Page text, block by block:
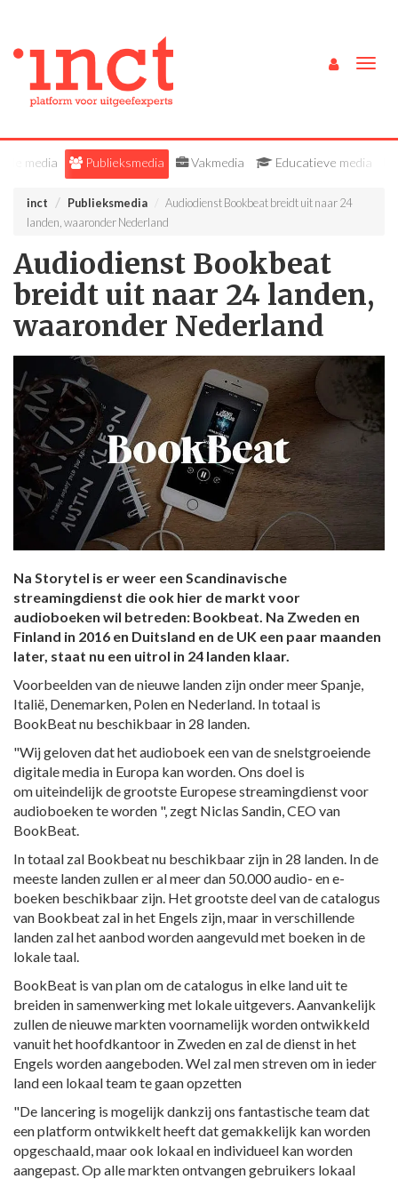
Alle media Publieksmedia Vakmedia Educatieve media
inct Publieksmedia
Audiodienst Bookbeat breidt uit naar 24
landen, waaronder Nederland
Audiodienst Bookbeat
breidt uit naar 24 landen,
waaronder Nederland
Na Storytel is er weer een Scandinavische
streamingdienst die ook hier de markt voor
audioboeken wil betreden: Bookbeat. Na Zweden en
Finland in 2016 en Duitsland en de UK een paar maanden
later, staat nu een uitrol in 24 landen klaar.
Voorbeelden van de nieuwe landen zijn onder meer Spanje,
Italië, Denemarken, Polen en Nederland. In totaal is
BookBeat nu beschikbaar in 28 landen.
"Wij geloven dat het audioboek een van de snelstgroeiende
digitale media in Europa kan worden. Ons doel is
om uiteindelijk de grootste Europese streamingdienst voor
audioboeken te worden ", zegt Niclas Sandin, CEO van
BookBeat.
In totaal zal Bookbeat nu beschikbaar zijn in 28 landen. In de
meeste landen zullen er al meer dan 50.000 audio- en e-
boeken beschikbaar zijn. Het grootste deel van de catalogus
van Bookbeat zal in het Engels zijn, maar in verschillende
landen zal het aanbod worden aangevuld met boeken in de
lokale taal.
BookBeat is van plan om de catalogus in elke land uit te
breiden in samenwerking met lokale uitgevers. Aanvankelijk
zullen de nieuwe markten voornamelijk worden ontwikkeld
vanuit het hoofdkantoor in Zweden en zal de dienst in het
Engels worden aangeboden. Wel zal men streven om in ieder
land een lokaal team te gaan opzetten
"De lancering is mogelijk dankzij ons fantastische team dat
een platform ontwikkelt heeft dat gemakkelijk kan worden
opgeschaald, maar ook lokaal en individueel kan worden
aangepast. Op alle markten ontvangen gebruikers lokaal